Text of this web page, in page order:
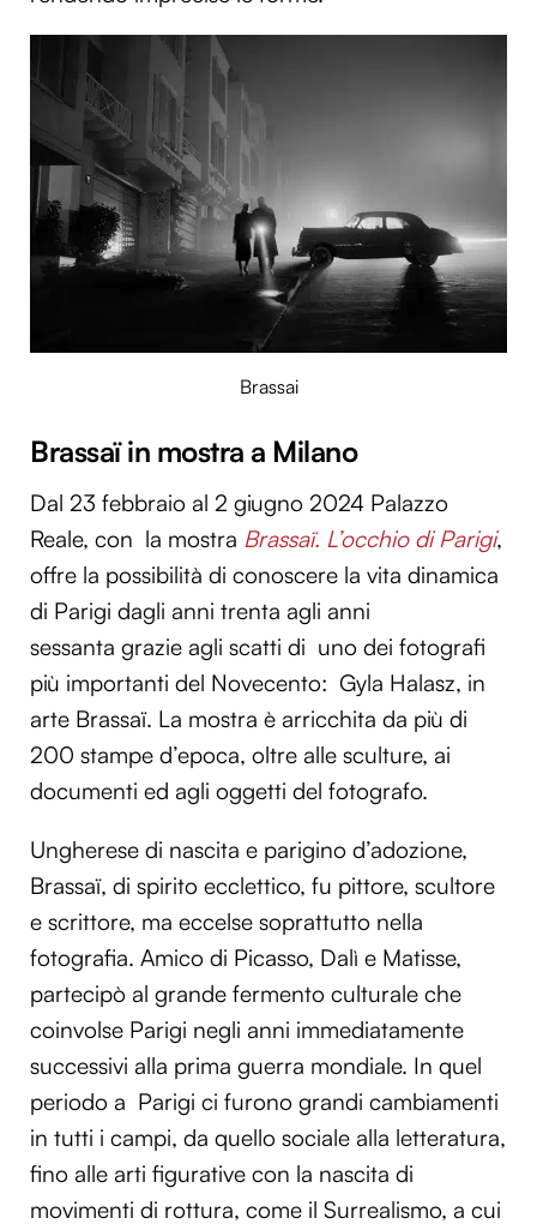
annunci, per fornire funzionalità dei social media e per
analizzare il nostro traffico. Condividiamo inoltre
informazioni sul modo in cui utilizzi il nostro sito con i
nostri partner che si occupano di analisi dei dati web,
pubblicità e social media, i quali potrebbero combinarle
con altre informazioni che hai fornito loro o che hanno
raccolto dal tuo utilizzo dei loro servizi.
Brassai
Brassaï in mostra a Milano
Dal 23 febbraio al 2 giugno 2024 Palazzo
Reale, con la mostra Brassaï. L’occhio di Parigi,
offre la possibilità di conoscere la vita dinamica
di Parigi dagli anni trenta agli anni
sessanta grazie agli scatti di uno dei fotografi
più importanti del Novecento: Gyla Halasz, in
arte Brassaï. La mostra è arricchita da più di
200 stampe d’epoca, oltre alle sculture, ai
documenti ed agli oggetti del fotografo.
Ungherese di nascita e parigino d’adozione,
Brassaï, di spirito ecclettico, fu pittore, scultore
e scrittore, ma eccelse soprattutto nella
fotografia. Amico di Picasso, Dalì e Matisse,
partecipò al grande fermento culturale che
coinvolse Parigi negli anni immediatamente
successivi alla prima guerra mondiale. In quel
periodo a Parigi ci furono grandi cambiamenti
in tutti i campi, da quello sociale alla letteratura,
fino alle arti figurative con la nascita di
movimenti di rottura, come il Surrealismo, a cui